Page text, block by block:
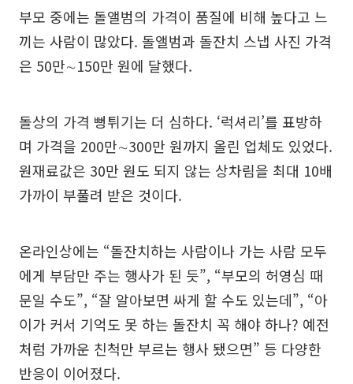
부모 중에는 돌앨범의 가격이 품질에 비해 높다고 느
끼는 사람이 많았다. 돌앨범과 돌잔치 스냅 사진 가격
은 50만∼150만 원에 달했다.
돌상의 가격 뻥튀기는 더 심하다. ‘럭셔리’를 표방하
며 가격을 200만∼300만 원까지 올린 업체도 있었다.
원재료값은 30만 원도 되지 않는 상차림을 최대 10배
가까이 부풀려 받은 것이다.
온라인상에는 “돌잔치하는 사람이나 가는 사람 모두
에게 부담만 주는 행사가 된 듯”, “부모의 허영심 때
문일 수도”, “잘 알아보면 싸게 할 수도 있는데”, “아
이가 커서 기억도 못 하는 돌잔치 꼭 해야 하나? 예전
처럼 가까운 친척만 부르는 행사 됐으면” 등 다양한
반응이 이어졌다.